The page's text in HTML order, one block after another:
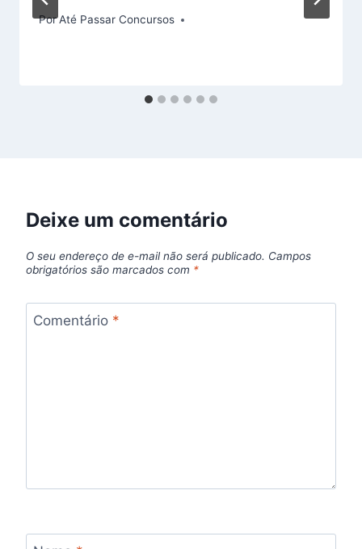
PorAté Passar Concursos
Deixe um comentário
O seu endereço de e-mail não será publicado. Campos
obrigatórios são marcados com *
Comentário *